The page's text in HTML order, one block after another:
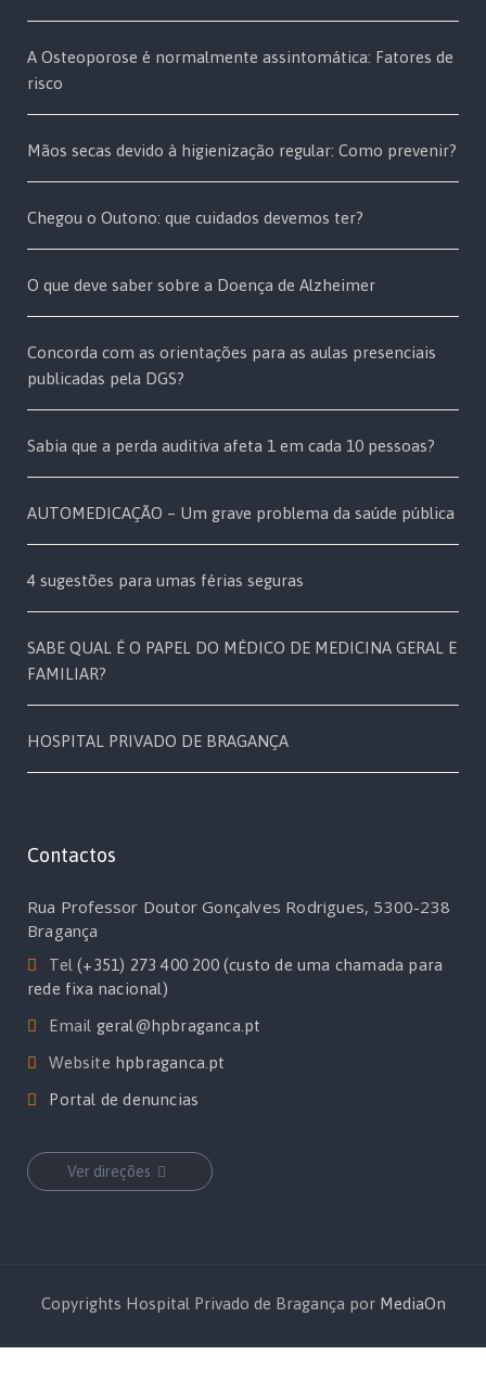
A Osteoporose é normalmente assintomática: Fatores de
risco
Mãos secas devido à higienização regular: Como prevenir?
Chegou o Outono: que cuidados devemos ter?
O que deve saber sobre a Doença de Alzheimer
Concorda com as orientações para as aulas presenciais
publicadas pela DGS?
Sabia que a perda auditiva afeta 1 em cada 10 pessoas?
AUTOMEDICAÇÃO – Um grave problema da saúde pública
4 sugestões para umas férias seguras
SABE QUAL É O PAPEL DO MÉDICO DE MEDICINA GERAL E
FAMILIAR?
HOSPITAL PRIVADO DE BRAGANÇA
Contactos
Rua Professor Doutor Gonçalves Rodrigues, 5300-238
Bragança
Tel(+351) 273 400 200 (custo de uma chamada para
rede fixa nacional)
Email geral@hpbraganca.pt
Website hpbraganca.pt
Portal de denuncias
Ver direções
Copyrights Hospital Privado de Bragança por MediaOn